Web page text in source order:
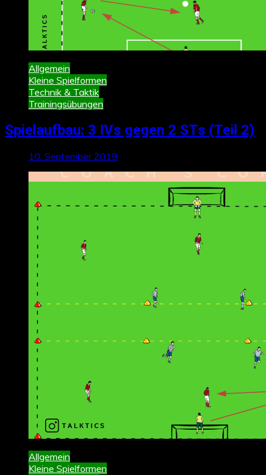
Allgemein
Kleine Spielformen
Technik & Taktik
Trainingsübungen
Spielaufbau: 3 IVs gegen 2 STs (Teil 2)
10. September 2019
Allgemein
Kleine Spielformen